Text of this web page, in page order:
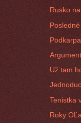
Rusko
Už tam
Tenistka
Roky